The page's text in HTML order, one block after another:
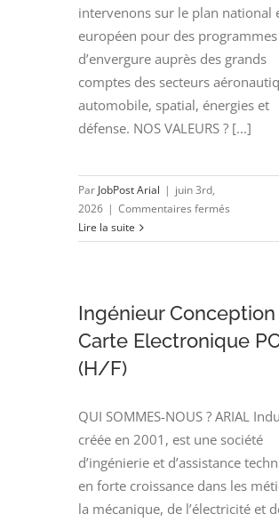
intervenons sur le plan national
européen pour des programmes
d’envergure auprès des grands
comptes des secteurs
automobile, spatial, énergies et
défense. NOS VALEURS ? [...]
Par JobPost Arial | juin 3rd,
2026 | Commentaires fermés
E3D
(H/F)
Lire la suite
Ingénieur Conception
Carte Electronique
(H/F)
QUI SOMMES-NOUS ? ARIAL
créée en 2001, est une société
d’ingénierie et d’assistance
en forte croissance dans les
la mécanique, de l’électricité et